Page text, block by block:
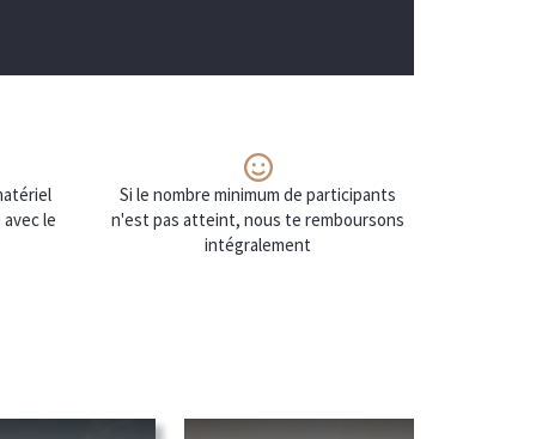
le
Si le nombre minimum de participants
n'est pas atteint, nous te remboursons
intégralement